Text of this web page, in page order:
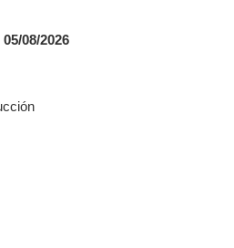
05/08/2026